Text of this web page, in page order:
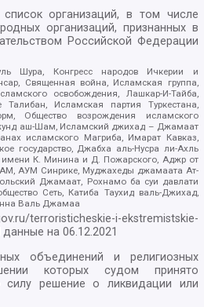
организаций, в том числе
организаций, признанных в
Российской Федерации
Шура, Конгресс народов Ичкерии и
Священная война, Исламская группа,
освобождения, Лашкар-И-Тайба,
Исламская партия Туркестана,
Общество возрождения исламского
аш-Шам, Исламский джихад – Джамаат
исламского Магриба, Имарат Кавказ,
государство, Джабха аль-Нусра ли-Ахль
К. Минина и Д. Пожарского, Аджр от
АУМ Синрике, Муджахеды джамаата Ат-
Джамаат, Рохнамо ба суи давлати
Сеть, Катиба Таухид валь-Джихад,
Валь Джамаа
terroristicheskie-i-ekstremistskie-
данные на06.12.2021
объединений и религиозных
которых судом принято
силу решение о ликвидации или